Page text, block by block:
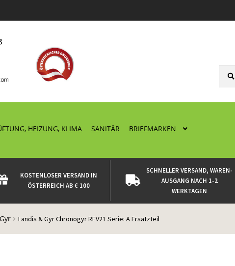
nach:
HEIZUNG, KLIMA SANITÄR BRIEFMARKEN
KOSTENLOSER VERSAND IN
ÖSTERREICH AB € 100
SCHNELLER VERSAND, WAREN-
AUSGANG NACH 1-2
WERKTAGEN
Landis & Gyr Chronogyr REV21 Serie: A Ersatzteil